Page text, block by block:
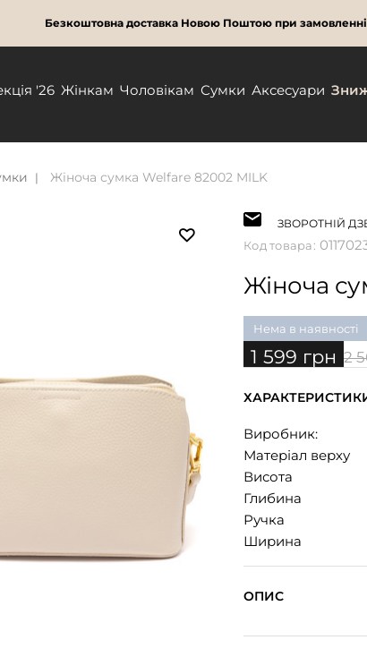
Безкоштовна доставка Новою Поштою при замовленні
'26 Жінкам Чоловікам Сумки Аксесуари
Жіноча сумка Welfare 82002 MILK
ЗВОРОТНІЙ
Код товара:
Жіноча
Нема в наявності
1 599 грн 2
Виробник:
Матеріал верху
Висота
Глибина
Ручка
Ширина
ОПИС